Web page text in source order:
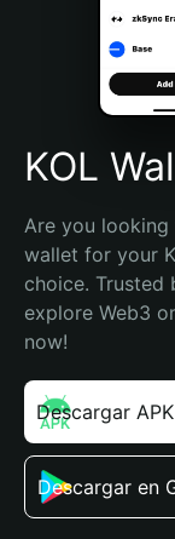
Português (Brasil)
Español
KOL
Are you
wallet for your
choice. Trusted
explore Web3
now!
Descargar
Descargar en